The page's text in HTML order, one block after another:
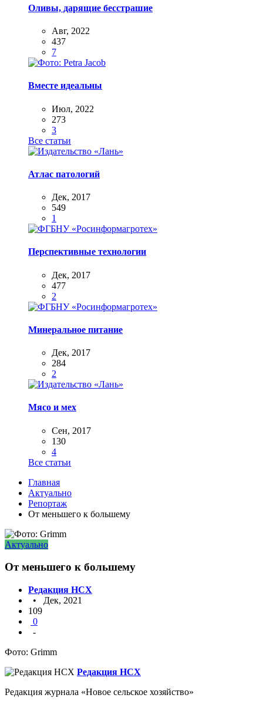
Оливы, дарящие бесстрашие
Авг, 2022
437
7
Вместе идеальны
Июл, 2022
273
3
Все статьи
Атлас патологий
Дек, 2017
549
1
Перспективные технологии
Дек, 2017
477
2
Минеральное питание
Дек, 2017
284
2
Мясо и мех
Сен, 2017
130
4
Все статьи
Главная
Актуально
Репортаж
От меньшего к большему
Актуально
От меньшего к большему
Редакция НСХ
• Дек, 2021
109
0
-
Фото: Grimm
Редакция НСХ
Редакция журнала «Новое сельское хозяйство»